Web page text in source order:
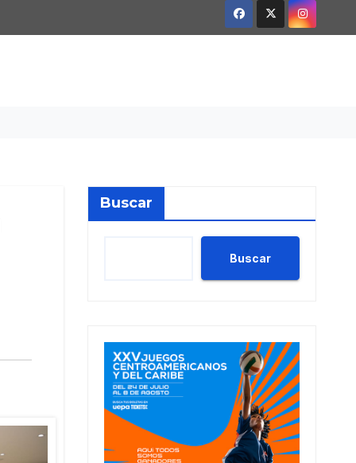
Buscar
Buscar